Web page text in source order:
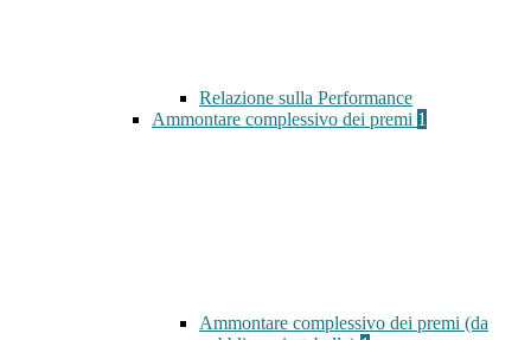
Relazione sulla Performance
Ammontare complessivo dei premi 1
Ammontare complessivo dei premi (da